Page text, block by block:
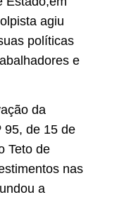
agiu
políticas
e
da
95, de 15 de
Teto de
nas
a